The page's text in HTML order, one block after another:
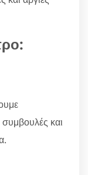
συμβουλές και